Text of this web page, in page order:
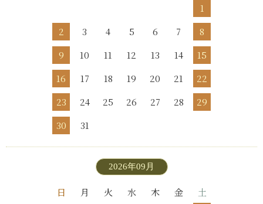
1
2
3 4 5 6 7
8
9
10 11 12 13 14
15
16
17 18 19 20 21
22
23
24 25 26 27 28
29
30
31
2026年09月
日 月 火 水 木 金
土